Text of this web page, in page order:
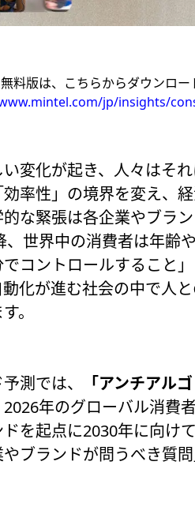
料版は、こちらからダウンロー
jp/insights/
変化が起き、人々はそ
率性」の境界を変え、
な緊張は各企業やブラ
、世界中の消費者は年齢
でコントロールすること
動化が進む社会の中で人
。
測では、
「アンチアル
年のグローバル消費
を起点に2030年に向け
ブランドが問うべき質